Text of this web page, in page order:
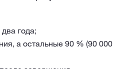
года;
а остальные 90 % (90 000